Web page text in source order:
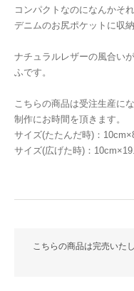
コンパクトなのになんかそ
デニムのお尻ポケットに収
ナチュラルレザーの風合い
ふです。
こちらの商品は受注生産に
制作にお時間を頂きます。
サイズ(たたんだ時)：
サイズ(広げた時)：
こちらの商品は完売いた